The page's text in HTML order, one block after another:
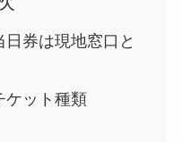
日券は現地窓口と
ケット種類